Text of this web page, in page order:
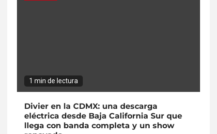
1 min de lectura
Divier en la CDMX: una descarga
eléctrica desde Baja California Sur que
llega con banda completa y un show